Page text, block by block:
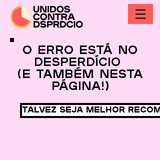
O erro está no
desperdício
(e também nesta
página!)
Talvez seja melhor